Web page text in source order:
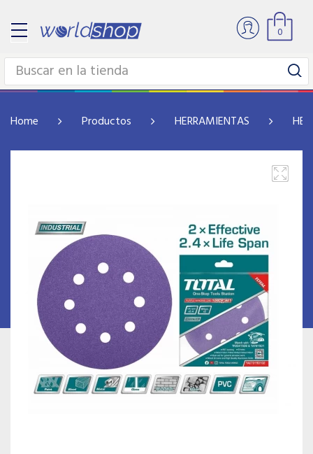
0
Home Productos HERRAMIENTAS